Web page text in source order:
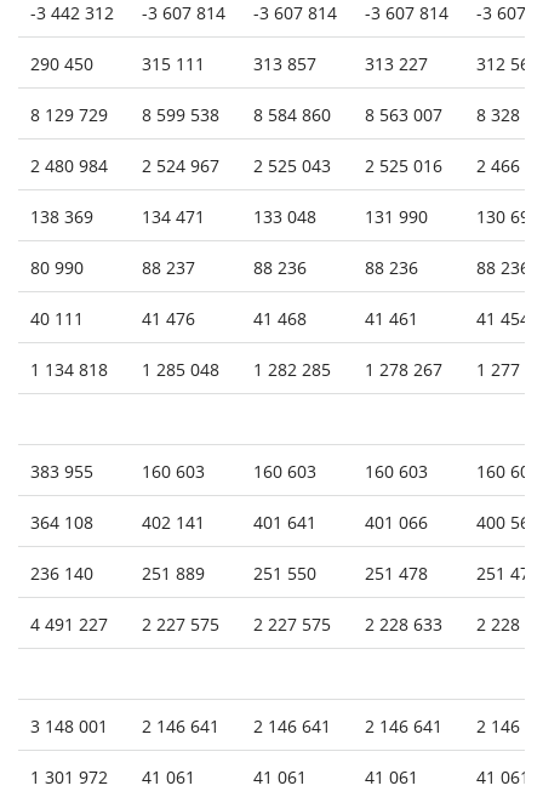
-3 442 312 -3 607 814 -3 607 814 -3 607 814 -3 607
290 450 315 111 313 857 313 227 312 568
8 129 729 8 599 538 8 584 860 8 563 007 8 328
2 480 984 2 524 967 2 525 043 2 525 016 2 466
138 369 134 471 133 048 131 990 130 694
80 990 88 237 88 236 88 236 88 236
40 111 41 476 41 468 41 461 41 454
1 134 818 1 285 048 1 282 285 1 278 267 1 277
383 955 160 603 160 603 160 603 160 603
364 108 402 141 401 641 401 066 400 562
236 140 251 889 251 550 251 478 251 478
4 491 227 2 227 575 2 227 575 2 228 633 2 228
3 148 001 2 146 641 2 146 641 2 146 641 2 146
1 301 972 41 061 41 061 41 061 41 061